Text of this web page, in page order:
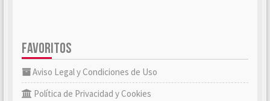
FAVORITOS
Aviso Legal y Condiciones de Uso
Política de Privacidad y Cookies